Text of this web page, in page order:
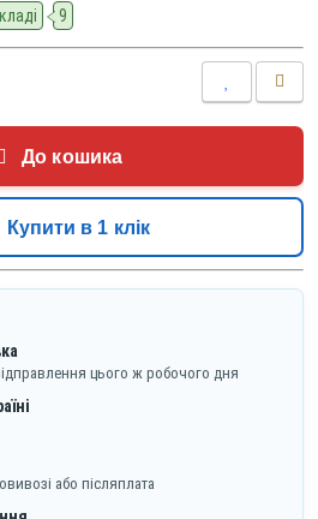
9
До кошика
Купити в 1 клік
цього ж робочого дня
або післяплата